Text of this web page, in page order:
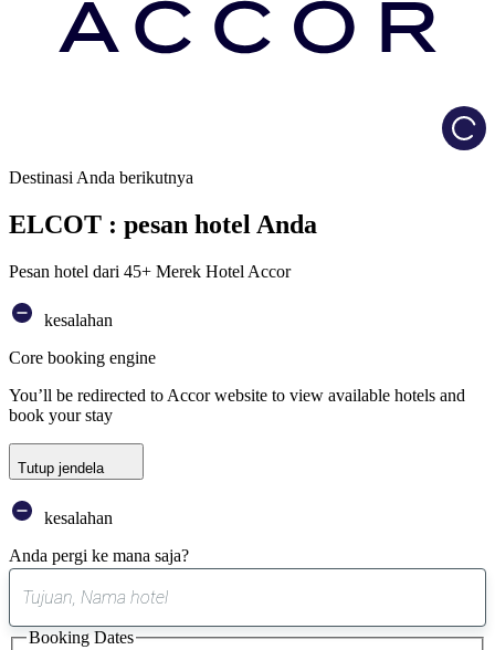
Destinasi Anda berikutnya
ELCOT : pesan hotel Anda
Pesan hotel dari 45+ Merek Hotel Accor
kesalahan
Core booking engine
You’ll be redirected to Accor website to view available hotels and
book your stay
Tutup jendela
kesalahan
Anda pergi ke mana saja?
saran
ditemukan
Booking Dates